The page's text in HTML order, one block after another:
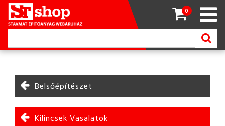
0
Belsőépítészet
Kilincsek Vasalatok